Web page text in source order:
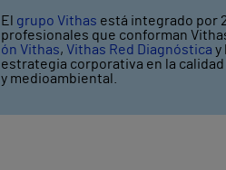
El grupo Vithas está integrado por
profesionales que conforman
ón Vithas, Vithas Red Diagnóstica y
estrategia corporativa en la
y medioambiental.